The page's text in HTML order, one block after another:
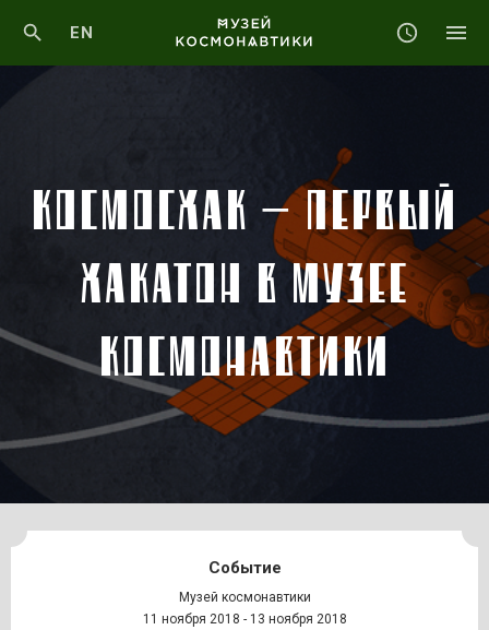
EN
КОСМОСХАК — ПЕРВЫЙ
ХАКАТОН В МУЗЕЕ
КОСМОНАВТИКИ
Событие
Музей космонавтики
11 ноября 2018 - 13 ноября 2018